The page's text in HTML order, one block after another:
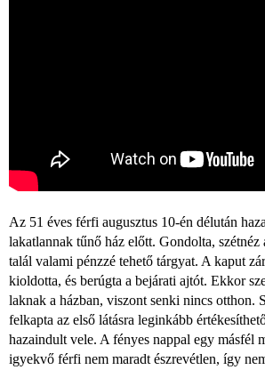
Az 51 éves férfi augusztus 10-én délután
lakatlannak tűnő ház előtt. Gondolta, szétnéz
talál valami pénzzé tehető tárgyat. A kaput
kioldotta, és berúgta a bejárati ajtót. Ekkor
laknak a házban, viszont senki nincs otthon.
felkapta az első látásra leginkább
hazaindult vele. A fényes nappal egy másfél
igyekvő férfi nem maradt észrevétlen, így